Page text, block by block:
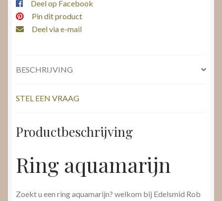
Deel op Facebook
Pin dit product
Deel via e-mail
BESCHRIJVING
STEL EEN VRAAG
Productbeschrijving
Ring aquamarijn
Zoekt u een ring aquamarijn? welkom bij Edelsmid Rob